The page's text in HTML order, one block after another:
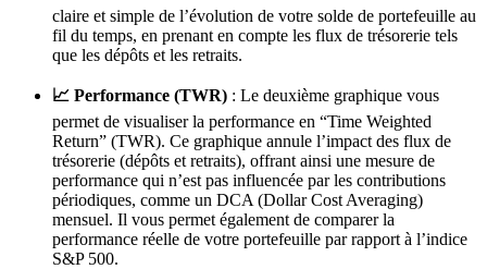
claire et simple de l’évolution de votre solde de portefeuille au
fil du temps, en prenant en compte les flux de trésorerie tels
que les dépôts et les retraits.
📈 Performance (TWR) : Le deuxième graphique vous
permet de visualiser la performance en “Time Weighted
Return” (TWR). Ce graphique annule l’impact des flux de
trésorerie (dépôts et retraits), offrant ainsi une mesure de
performance qui n’est pas influencée par les contributions
périodiques, comme un DCA (Dollar Cost Averaging)
mensuel. Il vous permet également de comparer la
performance réelle de votre portefeuille par rapport à l’indice
S&P 500.